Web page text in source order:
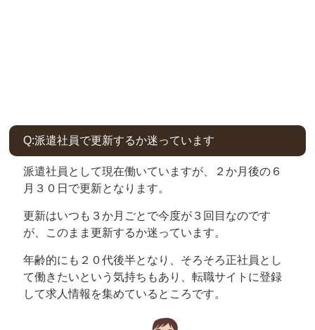
Q:派遣社員で更新するか迷っています
派遣社員として現在働いていますが、２か月後の６
月３０日で更新となります。
更新はいつも３か月ごとで今度が３回目なのです
が、このまま更新するか迷っています。
年齢的にも２０代後半となり、そろそろ正社員とし
て働きたいという気持ちもあり、転職サイトに登録
して求人情報を集めているところです。